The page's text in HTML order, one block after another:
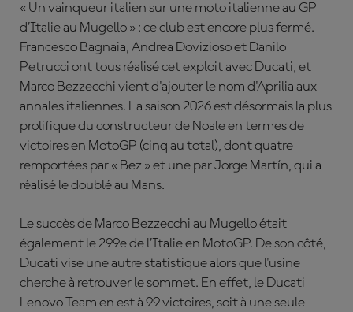
« Un vainqueur italien sur une moto italienne au GP
d’Italie au Mugello » : ce club est encore plus fermé.
Francesco Bagnaia, Andrea Dovizioso et Danilo
Petrucci ont tous réalisé cet exploit avec Ducati, et
Marco Bezzecchi vient d'ajouter le nom d'Aprilia aux
annales italiennes. La saison 2026 est désormais la plus
prolifique du constructeur de Noale en termes de
victoires en MotoGP (cinq au total), dont quatre
remportées par « Bez » et une par Jorge Martín, qui a
réalisé le doublé au Mans.
Le succès de Marco Bezzecchi au Mugello était
également le 299e de l’Italie en MotoGP. De son côté,
Ducati vise une autre statistique alors que l'usine
cherche à retrouver le sommet. En effet, le Ducati
Lenovo Team en est à 99 victoires, soit à une seule